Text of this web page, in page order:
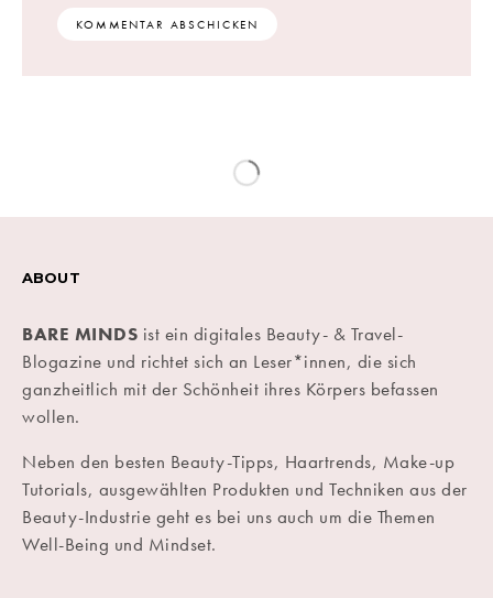
ABOUT
BARE MINDS ist ein digitales Beauty- & Travel-
Blogazine und richtet sich an Leser*innen, die sich
ganzheitlich mit der Schönheit ihres Körpers befassen
wollen.
Neben den besten Beauty-Tipps, Haartrends, Make-up
Tutorials, ausgewählten Produkten und Techniken aus der
Beauty-Industrie geht es bei uns auch um die Themen
Well-Being und Mindset.